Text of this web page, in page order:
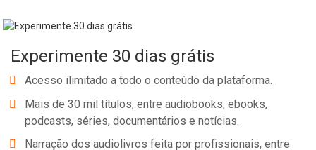
fazer diferente e gerar valor no mundo.Abriu seu primeiro negócio
tropeços, ele cresceu e se tornou mais forte. O canal Gabriel
Gonçalves é uma maneira de entregar valor para todos aqueles
Me encontre aqui: Instagram:
https://www.instagram.com/gabrielgoncalveslive/Facebook:
https://www.facebook.com/gabrielgoncalveslive/Website:
Experimente 30 dias grátis
Acesso ilimitado a todo o conteúdo da plataforma.
Mais de 30 mil títulos, entre audiobooks, ebooks,
podcasts, séries, documentários e notícias.
Narração dos audiolivros feita por profissionais, entre